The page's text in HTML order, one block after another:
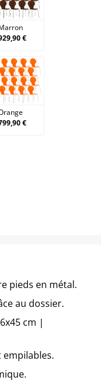
Marron
€
Orange
€
pieds en métal.
au dossier.
cm |
empilables.